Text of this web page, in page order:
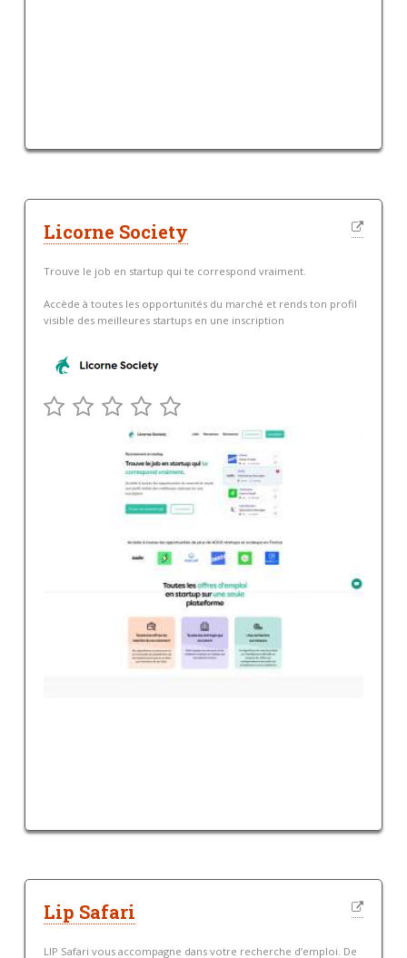
Licorne Society
Trouve le job en startup qui te correspond vraiment.
Accède à toutes les opportunités du marché et rends ton profil
visible des meilleures startups en une inscription
Lip Safari
LIP Safari vous accompagne dans votre recherche d’emploi. De